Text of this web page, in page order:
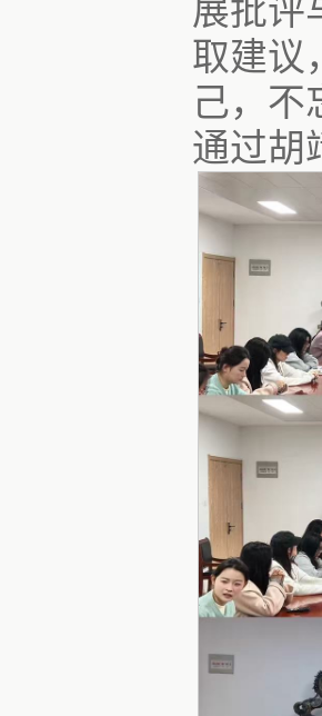
展批评
取建议
己，不
通过胡